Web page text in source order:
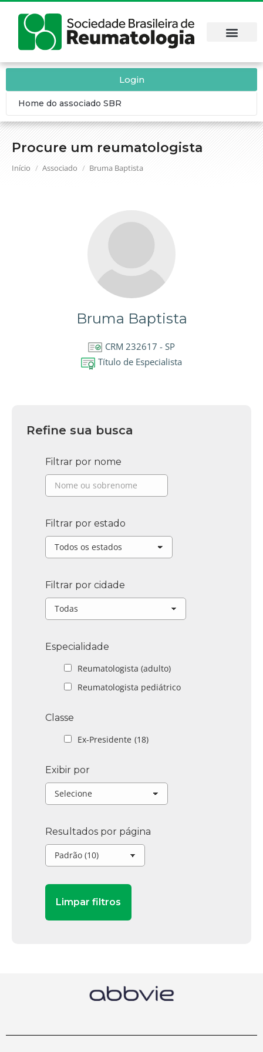
Procure um reumatologista
Você está aqui:
Início Associado Bruma Baptista
Login
Home do associado SBR
Bruma Baptista
CRM 232617 - SP
Título de Especialista
Refine sua busca
Filtrar por nome
Filtrar por estado
Filtrar por cidade
Especialidade
Reumatologista (adulto)
Reumatologista pediátrico
Classe
Ex-Presidente (18)
Exibir por
Resultados por página